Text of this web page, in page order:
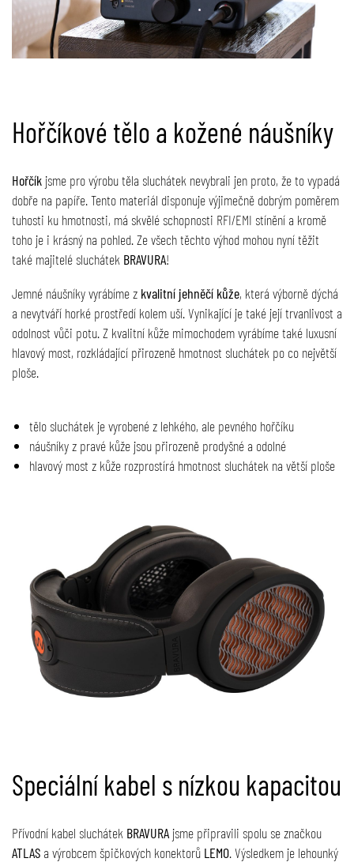
Hořčíkové tělo a kožené náušníky
Hořčíkjsme pro výrobu těla sluchátek nevybrali jen proto, že to vypadá
dobře na papíře. Tento materiál disponuje výjimečně dobrým poměrem
tuhosti ku hmotnosti, má skvělé schopnosti RFI/EMI stínění a kromě
toho je i krásný na pohled. Ze všech těchto výhod mohou nyní těžit
také majitelé sluchátek BRAVURA!
Jemné náušníky vyrábíme z kvalitní jehněčí kůže, která výborně dýchá
a nevytváří horké prostředí kolem uší. Vynikající je také její trvanlivost a
odolnost vůči potu. Z kvalitní kůže mimochodem vyrábíme také luxusní
hlavový most, rozkládající přirozeně hmotnost sluchátek po co největší
ploše.
tělo sluchátek je vyrobené z lehkého, ale pevného hořčíku
náušníky z pravé kůže jsou přirozeně prodyšné a odolné
hlavový most z kůže rozprostírá hmotnost sluchátek na větší ploše
Speciální kabel s nízkou kapacitou
Přívodní kabel sluchátek BRAVURAjsme připravili spolu se značkou
ATLASa výrobcem špičkových konektorů LEMO. Výsledkem je lehounký